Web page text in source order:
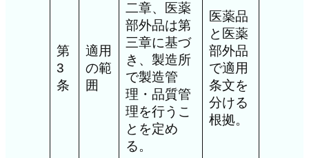
第
3
条
適用
の範
囲
二章、医薬
部外品は第
三章に基づ
き、製造所
で製造管
理・品質管
理を行うこ
とを定め
る。
医薬品
と医薬
部外品
で適用
条文を
分ける
根拠。